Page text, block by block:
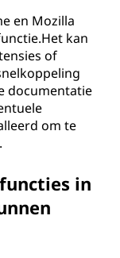
en Mozilla
kan
of
documentatie
om te
in